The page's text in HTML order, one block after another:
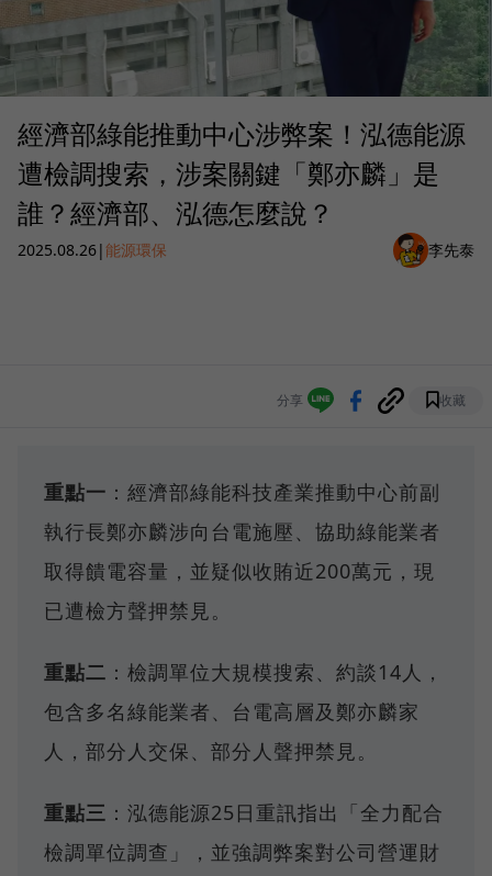
經濟部綠能推動中心涉弊案！泓德能源
遭檢調搜索，涉案關鍵「鄭亦麟」是
誰？經濟部、泓德怎麼說？
2025.08.26|能源環保 李先泰
分享 收藏
重點一 ：經濟部綠能科技產業推動中心前副
執行長鄭亦麟涉向台電施壓、協助綠能業者
取得饋電容量，並疑似收賄近200萬元，現
已遭檢方聲押禁見。
重點二 ：檢調單位大規模搜索、約談14人，
包含多名綠能業者、台電高層及鄭亦麟家
人，部分人交保、部分人聲押禁見。
重點三 ：泓德能源25日重訊指出「全力配合
檢調單位調查」，並強調弊案對公司營運財